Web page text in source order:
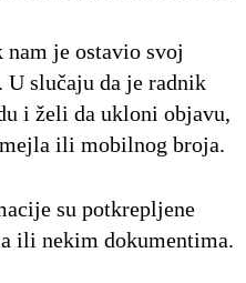
nam je ostavio svoj
slučaju da je radnik
i želi da ukloni objavu,
ili mobilnog broja.
su potkrepljene
ili nekim dokumentima.